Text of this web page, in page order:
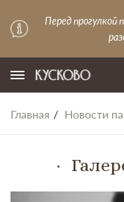
Перед прогулкой
Главная Новости